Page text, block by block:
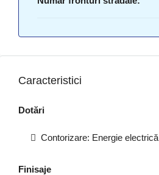
Caracteristici
Dotări
Contorizare: Energie electrică
Finisaje